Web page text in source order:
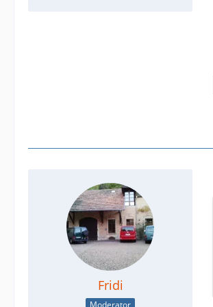
Fridi
Moderator